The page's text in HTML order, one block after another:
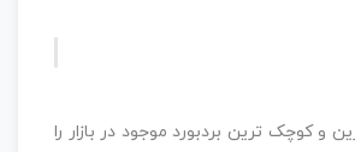
و کوچک ترین بردبورد موجود در بازار را